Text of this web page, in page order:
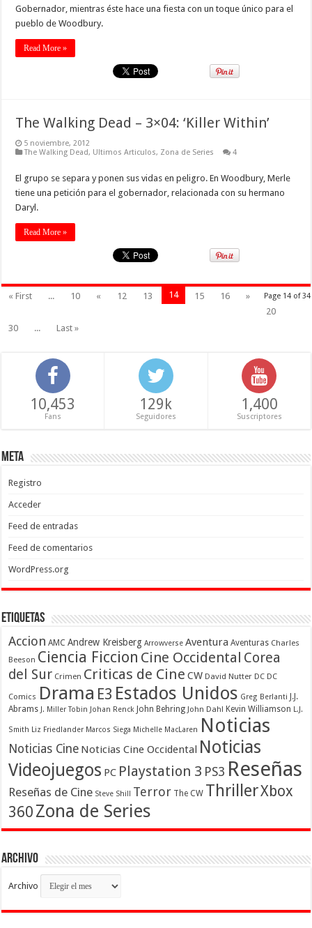
Gobernador, mientras éste hace una fiesta con un toque único para el
pueblo de Woodbury.
Read More »
The Walking Dead – 3×04: ‘Killer Within’
5 noviembre, 2012
The Walking Dead, Ultimos Articulos, Zona de Series 4
El grupo se separa y ponen sus vidas en peligro. En Woodbury, Merle
tiene una petición para el gobernador, relacionada con su hermano
Daryl.
Read More »
Page 14 of 34
« First ... 10 « 12 13 14 15 16
»
20
30
... Last »
10,453
Fans
129k
Seguidores
1,400
Suscriptores
Meta
Registro
Acceder
Feed de entradas
Feed de comentarios
WordPress.org
Etiquetas
Accion AMC Andrew Kreisberg Arrowverse Aventura Aventuras Charles
Beeson Ciencia Ficcion Cine Occidental Corea
del Sur Crimen Criticas de Cine CW David Nutter DC DC
Comics Drama E3 Estados Unidos Greg Berlanti J.J.
Abrams J. Miller Tobin Johan Renck John Behring John Dahl Kevin Williamson L.J.
Smith Liz Friedlander Marcos Siega Michelle MacLaren Noticias
Noticias Cine Noticias Cine Occidental Noticias
Videojuegos PC Playstation 3 PS3 Reseñas
Reseñas de Cine Steve Shill Terror The CW ThrillerXbox
360 Zona de Series
Archivo
Archivo